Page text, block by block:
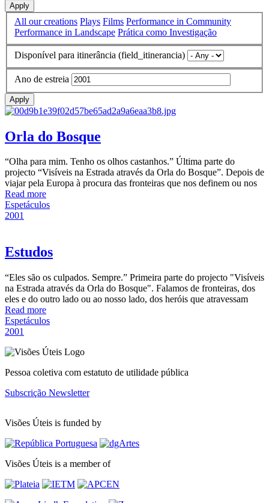
Apply
All our creations Plays Films Performance in Community
Performance in Landscape Prática como Investigação
Disponível para itinerância (field_itinerancia)
Ano de estreia
Apply
Orla do Bosque
“Olha para mim. Tenho os olhos castanhos.” Última parte do
projecto “Visíveis na Estrada através da Orla do Bosque”. Depois de
viajar pela Europa à procura das fronteiras que nos definem ou nos
Read more
Espetáculos
2001
Estudos
“Eles são os culpados. Sempre.” Primeira parte do projecto "Visíveis
na Estrada através da Orla do Bosque". Falamos de fronteiras, dos
eles e do outro lado ou ao nosso lado, dos heróis que atravessam
Read more
Espetáculos
2001
Pessoa coletiva com estatuto de utilidade pública
Subscrição Newsletter
Visões Úteis is funded by
Visões Úteis is a member of